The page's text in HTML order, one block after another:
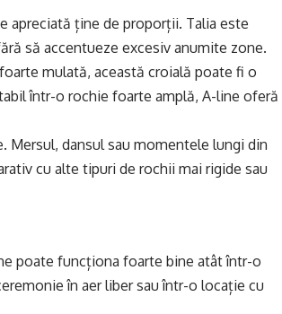
apreciată ține de proporții. Talia este
să accentueze excesiv anumite zone.
mulată, această croială poate fi o
într-o rochie foarte amplă, A-line oferă
Mersul, dansul sau momentele lungi din
cu alte tipuri de rochii mai rigide sau
poate funcționa foarte bine atât într-o
în aer liber sau într-o locație cu